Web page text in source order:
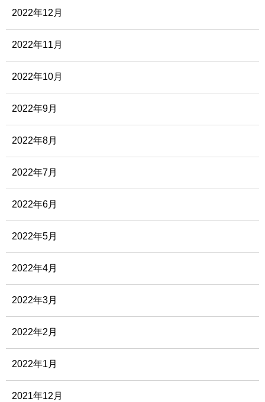
2022年12月
2022年11月
2022年10月
2022年9月
2022年8月
2022年7月
2022年6月
2022年5月
2022年4月
2022年3月
2022年2月
2022年1月
2021年12月